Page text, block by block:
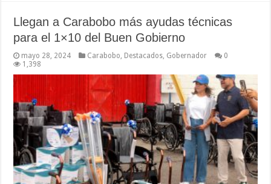
Llegan a Carabobo más ayudas técnicas
para el 1×10 del Buen Gobierno
mayo 28, 2024 Carabobo, Destacados, Gobernador
0
1,398